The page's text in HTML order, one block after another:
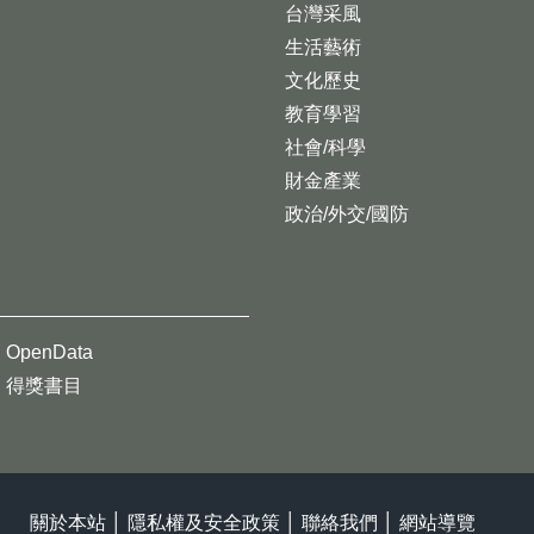
台灣采風
生活藝術
文化歷史
教育學習
社會/科學
財金產業
政治/外交/國防
OpenData
得獎書目
關於本站 隱私權及安全政策 聯絡我們 網站導覽